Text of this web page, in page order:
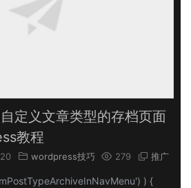
定义文章类型的存档页面
教程
wordpress技巧 279 推广
) {